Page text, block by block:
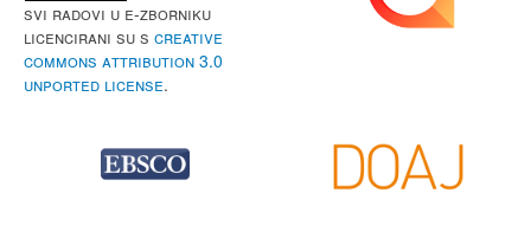
Svi radovi u e-Zborniku
licencirani su s Creative
Commons Attribution 3.0
Unported License.